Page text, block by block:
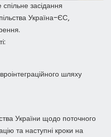
засідання
Україна–ЄС,
шляху
України щодо поточного
та наступні кроки на